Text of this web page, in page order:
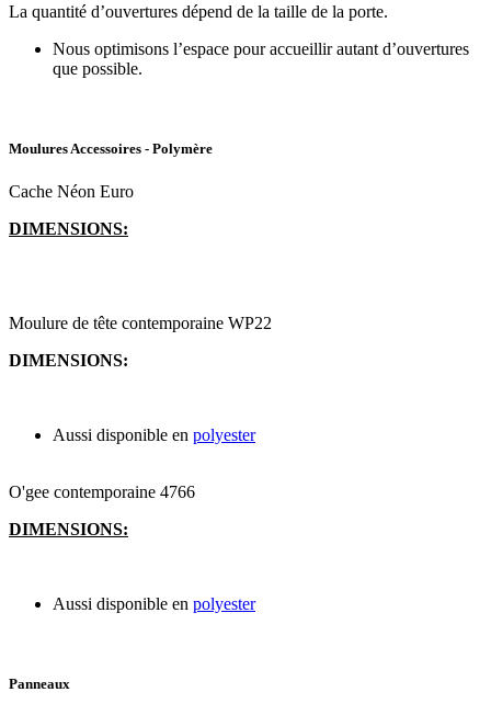
La quantité d’ouvertures dépend de la taille de la porte.
Nous optimisons l’espace pour accueillir autant d’ouvertures
que possible.
Moulures Accessoires - Polymère
Cache Néon Euro
DIMENSIONS:
Moulure de tête contemporaine WP22
DIMENSIONS:
Aussi disponible en polyester
O'gee contemporaine 4766
DIMENSIONS:
Aussi disponible en polyester
Panneaux